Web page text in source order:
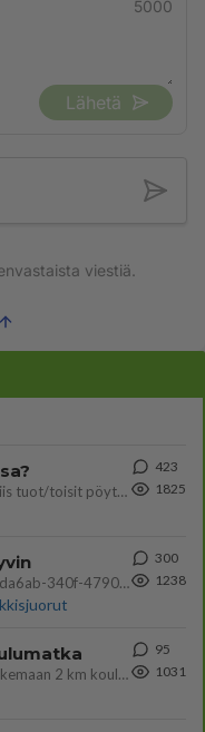
5000
Lähetä
viestiä.
Siinäpä se kysymys on otsikossa. Mitäpä siis tuot/toisit pöytään parisuhteessa? Oletko mies vai nainen? Koetko sen mitä
423
1825
https://www.iltalehti.fi/viihdeuutiset/a/c46da6ab-340f-4790-aaa7-0865eed2336 Yrityksen konkurssihakemus on tullut kärä
300
1238
Hesarissa päivitellään lapset joutuu nyt kulkemaan 2 km kouluun jösses. Ruostefillarilla tuo matka menee vaikka miten äk
95
1031